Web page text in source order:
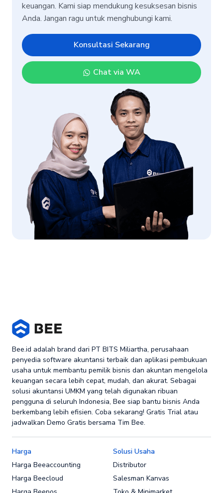
keuangan. Kami siap mendukung kesuksesan bisnis
Anda. Jangan ragu untuk menghubungi kami.
Konsultasi Sekarang
Chat via WA
Bee.id adalah brand dari PT BITS Miliartha, perusahaan
penyedia software akuntansi terbaik dan aplikasi pembukuan
usaha untuk membantu pemilik bisnis dan akuntan mengelola
keuangan secara lebih cepat, mudah, dan akurat. Sebagai
solusi akuntansi UMKM yang telah digunakan ribuan
pengguna di seluruh Indonesia, Bee siap bantu bisnis Anda
berkembang lebih efisien. Coba sekarang! Gratis Trial atau
jadwalkan Demo Gratis bersama Tim Bee.
Harga
Harga Beeaccounting
Harga Beecloud
Solusi Usaha
Distributor
Salesman Kanvas